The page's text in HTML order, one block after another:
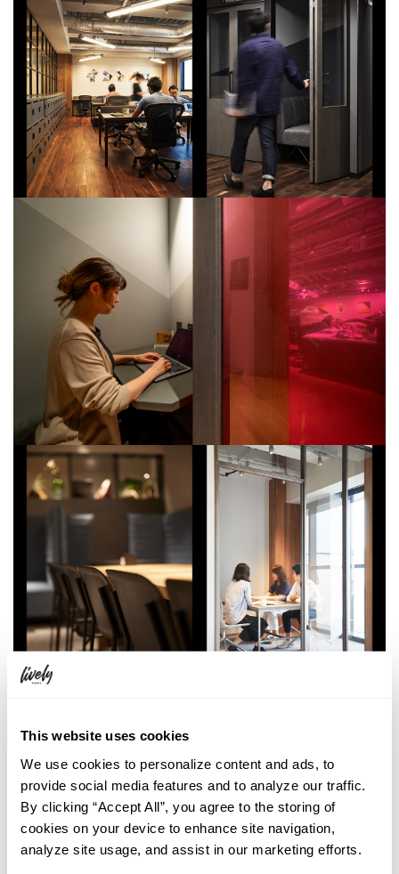
This website uses cookies
We use cookies to personalize content and ads, to
provide social media features and to analyze our traffic.
By clicking “Accept All”, you agree to the storing of
cookies on your device to enhance site navigation,
analyze site usage, and assist in our marketing efforts.